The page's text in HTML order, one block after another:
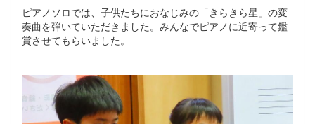
ピアノソロでは、子供たちにおなじみの「きらきら星」の変
奏曲を弾いていただきました。みんなでピアノに近寄って鑑
賞させてもらいました。